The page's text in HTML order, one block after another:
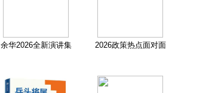
余华2026全新演讲集 2026政策热点面对面